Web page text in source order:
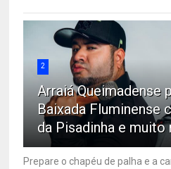
2
Arraiá Queimadense
Baixada Fluminense
da Pisadinha e muito
Prepare o chapéu de palha e a